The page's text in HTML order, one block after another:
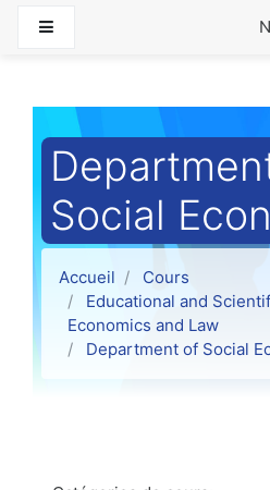
Social
Accueil
Cours
Educational and
Economics and Law
Department of Social